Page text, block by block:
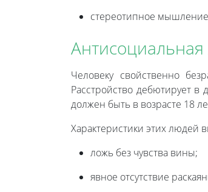
стереотипное
Антисоциальная
Человеку свойственно
Расстройство дебютирует в
должен быть в возрасте 18
Характеристики этих людей
ложь без чувства вины;
явное отсутствие